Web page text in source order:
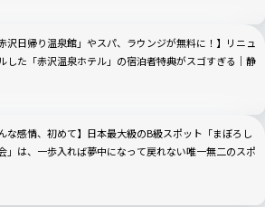
赤沢日帰り温泉館」やスパ、ラウンジが無料に！】リニュ
した「赤沢温泉ホテル」の宿泊者特典がスゴすぎる｜静
んな感情、初めて】日本最大級のB級スポット「まぼろし
」は、一歩入れば夢中になって戻れない唯一無二のスポ